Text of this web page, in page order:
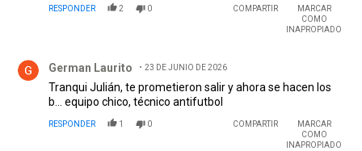
RESPONDER 2 0 COMPARTIR
MARCAR
COMO
INAPROPIADO
German Laurito 23 DE JUNIO DE 2026
Tranqui Julián, te prometieron salir y ahora se hacen los
b... equipo chico, técnico antifutbol
RESPONDER 1 0 COMPARTIR
MARCAR
COMO
INAPROPIADO